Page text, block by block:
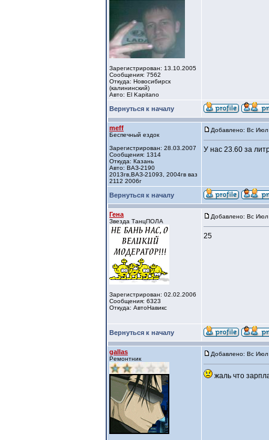
Зарегистрирован: 13.10.2005
Сообщения: 7562
Откуда: Новосибирск
(калининский)
Авто: El Kapitano
Вернуться к началу
meff
Беспечный ездок
Зарегистрирован: 28.03.2007
Сообщения: 1314
Откуда: Казань
Авто: ВАЗ-2190
2013гв,ВАЗ-21093, 2004гв ваз
2112 2006г
Добавлено: Вс
У нас 23.60 за
Вернуться к началу
Гена
Звезда ТанцПОЛА
Зарегистрирован: 02.02.2006
Сообщения: 6323
Откуда: АвтоНавикс
Добавлено: Вс
25
Вернуться к началу
gallas
Ремонтник
Добавлено: Вс
жаль что